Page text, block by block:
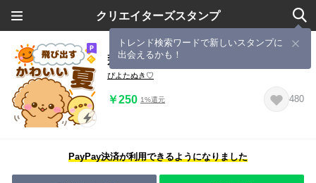
クリエイターズスタンプ
トレンド検索ワードで新しいスタンプに
出会えるかも！
飛び出す♡といぷーの夏
ぴよたぬき♡
￥250 1%還元 480
PayPay決済が利用できるようになりました